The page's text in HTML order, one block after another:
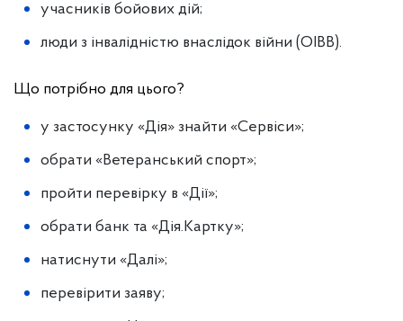
учасників бойових дій;
люди з інвалідністю внаслідок війни (ОІВВ).
Що потрібно для цього?
у застосунку «Дія» знайти «Сервіси»;
обрати «Ветеранський спорт»;
пройти перевірку в «Дії»;
обрати банк та «Дія.Картку»;
натиснути «Далі»;
перевірити заяву;